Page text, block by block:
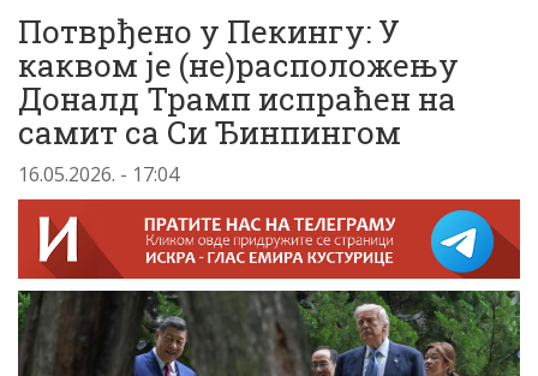
Потврђено у Пекингу: У
каквом је (не)расположењу
Доналд Трамп испраћен на
самит са Си Ђинпингом
16.05.2026. - 17:04